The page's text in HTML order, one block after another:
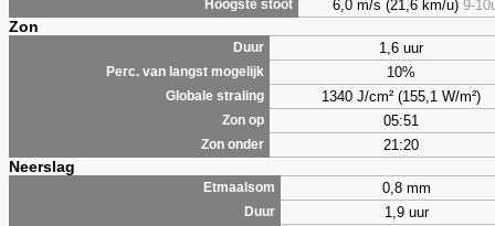
Hoogste stoot 6,0 m/s (21,6 km/u) 9-
Zon
Duur 1,6 uur
Perc. van langst mogelijk 10%
Globale straling 1340 J/cm² (155,1 W/m²)
Zon op 05:51
Zon onder 21:20
Neerslag
Etmaalsom 0,8 mm
Duur 1,9 uur